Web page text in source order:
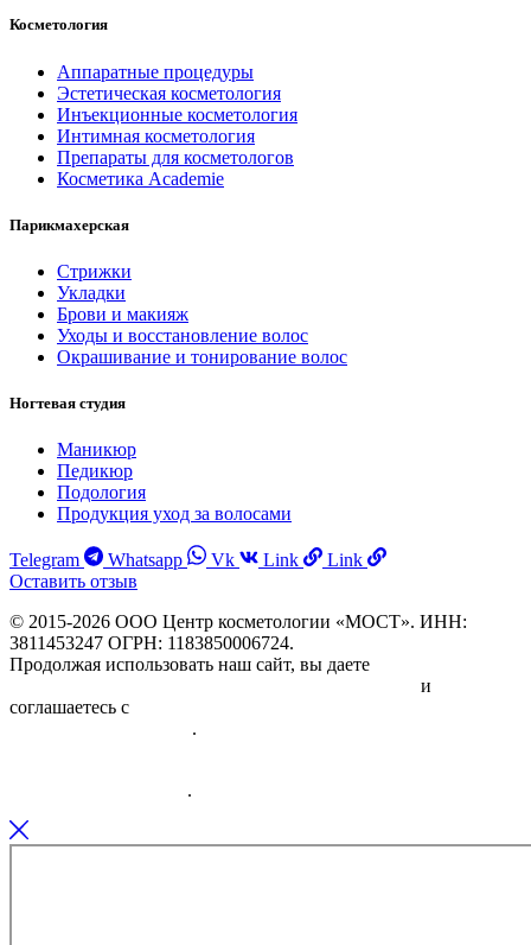
Косметология
Аппаратные процедуры
Эстетическая косметология
Инъекционные косметология
Интимная косметология
Препараты для косметологов
Косметика Academie
Парикмахерская
Стрижки
Укладки
Брови и макияж
Уходы и восстановление волос
Окрашивание и тонирование волос
Ногтевая студия
Маникюр
Педикюр
Подология
Продукция уход за волосами
Telegram Whatsapp Vk Link
Link
Оставить отзыв
© 2015-2026 ООО Центр косметологии «МОСТ». ИНН:
3811453247 ОГРН: 1183850006724.
Продолжая использовать наш сайт, вы даете
и
соглашаетесь с
.
.